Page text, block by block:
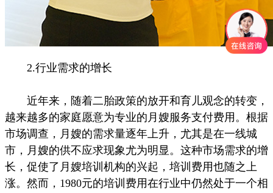
2.行业需求的增长
近年来，随着二胎政策的放开和育儿观念的转变，
越来越多的家庭愿意为专业的月嫂服务支付费用。根据
市场调查，月嫂的需求量逐年上升，尤其是在一线城
市，月嫂的供不应求现象尤为明显。这种市场需求的增
长，促使了月嫂培训机构的兴起，培训费用也随之上
涨。然而，1980元的培训费用在行业中仍然处于一个相